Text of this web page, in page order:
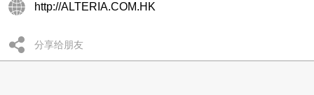
http://ALTERIA.COM.HK
分享给朋友